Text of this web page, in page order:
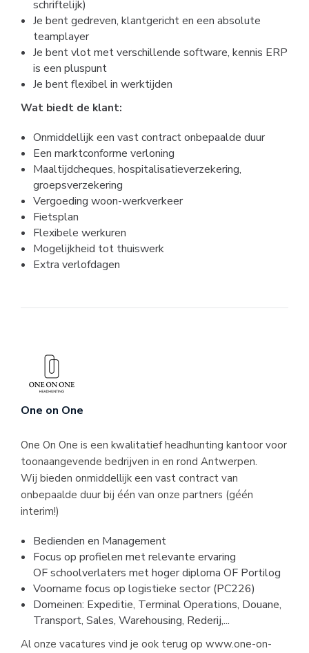
schriftelijk)
Je bent gedreven, klantgericht en een absolute
teamplayer
Je bent vlot met verschillende software, kennis ERP
is een pluspunt
Je bent flexibel in werktijden
Wat biedt de klant:
Onmiddellijk een vast contract onbepaalde duur
Een marktconforme verloning
Maaltijdcheques, hospitalisatieverzekering,
groepsverzekering
Vergoeding woon-werkverkeer
Fietsplan
Flexibele werkuren
Mogelijkheid tot thuiswerk
Extra verlofdagen
One on One
One On One is een kwalitatief headhunting kantoor voor
toonaangevende bedrijven in en rond Antwerpen.
Wij bieden onmiddellijk een vast contract van
onbepaalde duur bij één van onze partners (géén
interim!)
Bedienden en Management
Focus op profielen met relevante ervaring
OF schoolverlaters met hoger diploma OF Portilog
Voorname focus op logistieke sector (PC226)
Domeinen: Expeditie, Terminal Operations, Douane,
Transport, Sales, Warehousing, Rederij,...
Al onze vacatures vind je ook terug op www.one-on-